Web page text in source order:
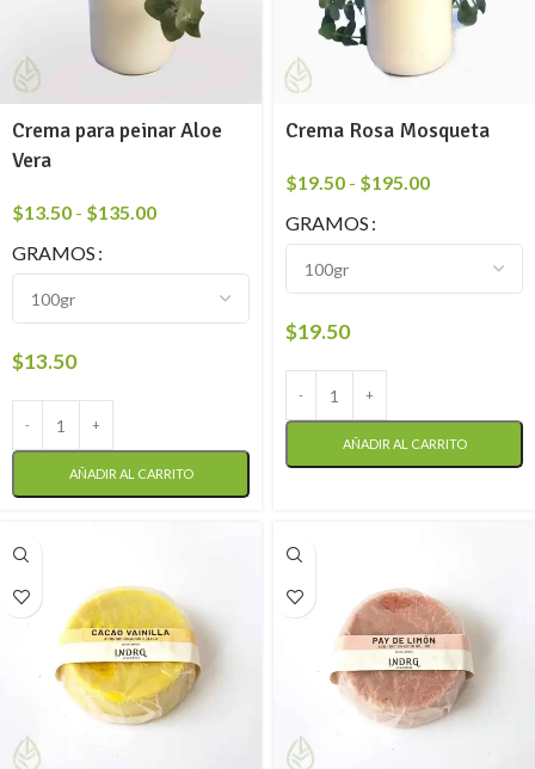
Crema para peinar Aloe
Vera
$13.50 - $135.00
GRAMOS
$13.50
AÑADIR AL CARRITO
Crema Rosa Mosqueta
$19.50 - $195.00
GRAMOS
$19.50
AÑADIR AL CARRITO